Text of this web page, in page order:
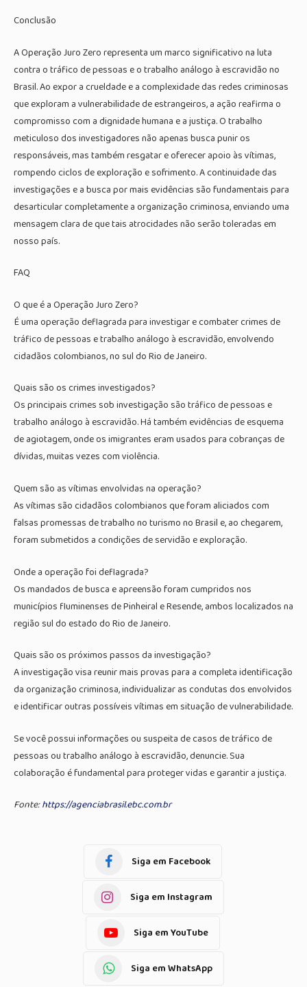
Conclusão
A Operação Juro Zero representa um marco significativo na luta
contra o tráfico de pessoas e o trabalho análogo à escravidão no
Brasil. Ao expor a crueldade e a complexidade das redes criminosas
que exploram a vulnerabilidade de estrangeiros, a ação reafirma o
compromisso com a dignidade humana e a justiça. O trabalho
meticuloso dos investigadores não apenas busca punir os
responsáveis, mas também resgatar e oferecer apoio às vítimas,
rompendo ciclos de exploração e sofrimento. A continuidade das
investigações e a busca por mais evidências são fundamentais para
desarticular completamente a organização criminosa, enviando uma
mensagem clara de que tais atrocidades não serão toleradas em
nosso país.
FAQ
O que é a Operação Juro Zero?
É uma operação deflagrada para investigar e combater crimes de
tráfico de pessoas e trabalho análogo à escravidão, envolvendo
cidadãos colombianos, no sul do Rio de Janeiro.
Quais são os crimes investigados?
Os principais crimes sob investigação são tráfico de pessoas e
trabalho análogo à escravidão. Há também evidências de esquema
de agiotagem, onde os imigrantes eram usados para cobranças de
dívidas, muitas vezes com violência.
Quem são as vítimas envolvidas na operação?
As vítimas são cidadãos colombianos que foram aliciados com
falsas promessas de trabalho no turismo no Brasil e, ao chegarem,
foram submetidos a condições de servidão e exploração.
Onde a operação foi deflagrada?
Os mandados de busca e apreensão foram cumpridos nos
municípios fluminenses de Pinheiral e Resende, ambos localizados na
região sul do estado do Rio de Janeiro.
Quais são os próximos passos da investigação?
A investigação visa reunir mais provas para a completa identificação
da organização criminosa, individualizar as condutas dos envolvidos
e identificar outras possíveis vítimas em situação de vulnerabilidade.
Se você possui informações ou suspeita de casos de tráfico de
pessoas ou trabalho análogo à escravidão, denuncie. Sua
colaboração é fundamental para proteger vidas e garantir a justiça.
Fonte:https://agenciabrasil.ebc.com.br
Siga em Facebook
Siga em Instagram
Siga em YouTube
Siga em WhatsApp